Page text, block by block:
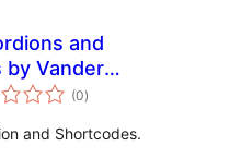
and
by Vander
(0notes
en
)
and Shortcodes.